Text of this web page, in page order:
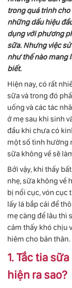
trong quá trình
những dấu hiệu
dụng với phương
sữa. Nhưng việc
như thế nào mang
biết.
Hiện nay, có rất
sữa và trong đó
uống và các tác
ở mẹ sau khi sinh
đầu khi chưa có
một số tình hường
sữa không về sẽ
Bởi vậy, khi thấy
nhẹ, sữa không về
bị nổi cục, vón cục
lấy lá bắp cải để
mẹ càng để lâu thì
cảm thấy khó chịu
hiêm cho bản thân.
1. Tắc tia
hiện ra sao?